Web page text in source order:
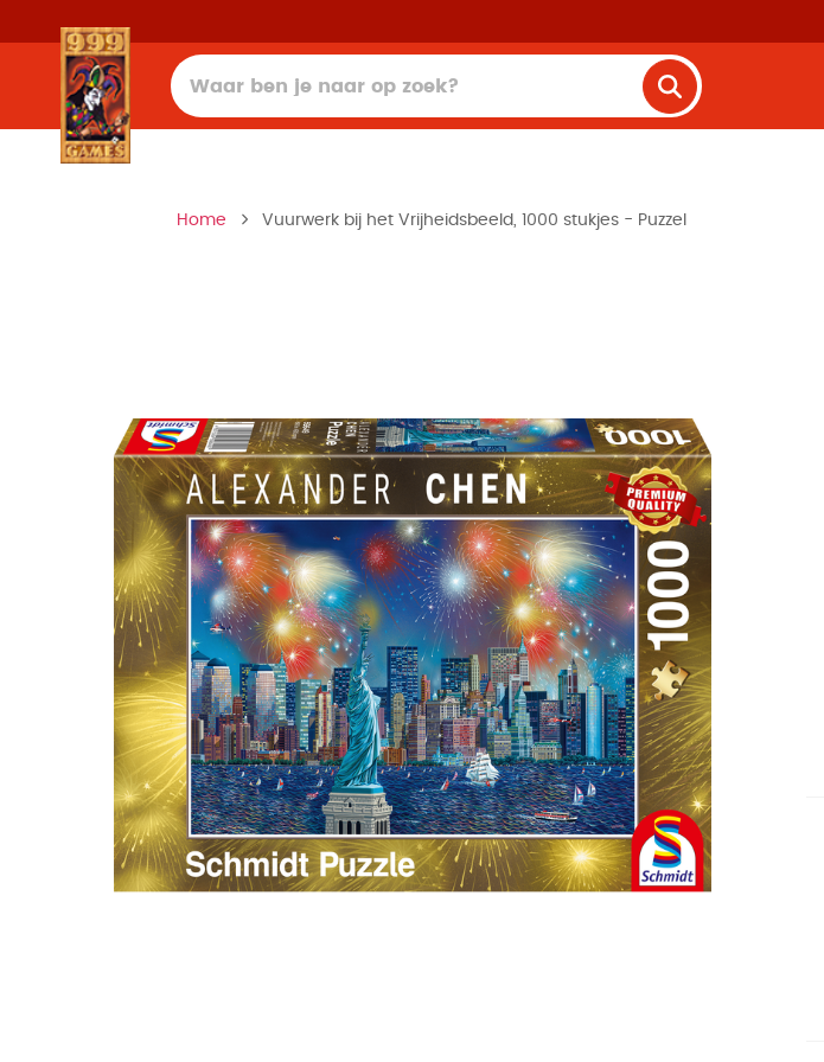
Home Vuurwerk bij het Vrijheidsbeeld, 1000 stukjes - Puzzel